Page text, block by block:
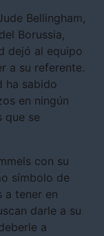
Bellingham,
Borussia,
dejó al equipo
a su referente.
ha sabido
en ningún
que se
con su
símbolo de
a tener en
darle a su
a